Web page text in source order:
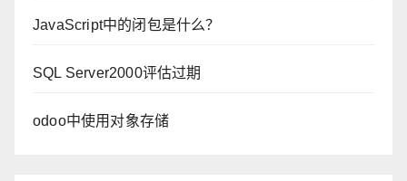
JavaScript中的闭包是什么？
SQL Server2000评估过期
odoo中使用对象存储